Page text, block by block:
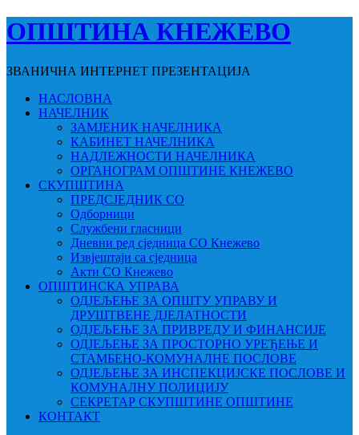
ОПШТИНА КНЕЖЕВО
ЗВАНИЧНА ИНТЕРНЕТ ПРЕЗЕНТАЦИЈА
НАСЛОВНА
НАЧЕЛНИК
ЗАМЈЕНИК НАЧЕЛНИКА
КАБИНЕТ НАЧЕЛНИКА
НАДЛЕЖНОСТИ НАЧЕЛНИКА
ОРГАНОГРАМ ОПШТИНЕ КНЕЖЕВО
СКУПШТИНА
ПРЕДСЈЕДНИК СО
Одборници
Службени гласници
Дневни ред сједница СО Кнежево
Извјештаји са сједница
Акти СО Кнежево
ОПШТИНСКА УПРАВА
ОДЈЕЉЕЊЕ ЗА ОПШТУ УПРАВУ И
ДРУШТВЕНЕ ДЈЕЛАТНОСТИ
ОДЈЕЉЕЊЕ ЗА ПРИВРЕДУ И ФИНАНСИЈЕ
ОДЈЕЉЕЊЕ ЗА ПРОСТОРНО УРЕЂЕЊЕ И
СТАМБЕНО-КОМУНАЛНЕ ПОСЛОВЕ
ОДЈЕЉЕЊЕ ЗА ИНСПЕКЦИЈСКЕ ПОСЛОВЕ И
КОМУНАЛНУ ПОЛИЦИЈУ
СЕКРЕТАР СКУПШТИНЕ ОПШТИНЕ
КОНТАКТ